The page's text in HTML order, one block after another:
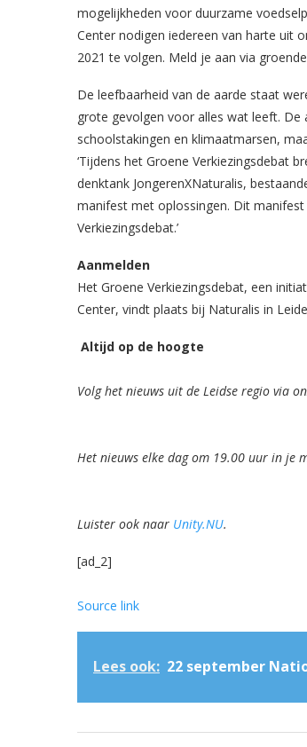
mogelijkheden voor duurzame
Center nodigen iedereen van harte uit
2021 te volgen. Meld je aan via
De leefbaarheid van de aarde staat
grote gevolgen voor alles wat leeft.
schoolstakingen en klimaatmarsen,
‘Tijdens het Groene Verkiezingsdebat
denktank JongerenXNaturalis,
manifest met oplossingen. Dit
Verkiezingsdebat.’
Aanmelden
Het Groene Verkiezingsdebat, een
Center, vindt plaats bij Naturalis in
Altijd op de hoogte
Volg het nieuws uit de Leidse regio via
Het nieuws elke dag om 19.00 uur in je
Luister ook naar Unity.NU.
[ad_2]
Source link
Lees ook: 22 september